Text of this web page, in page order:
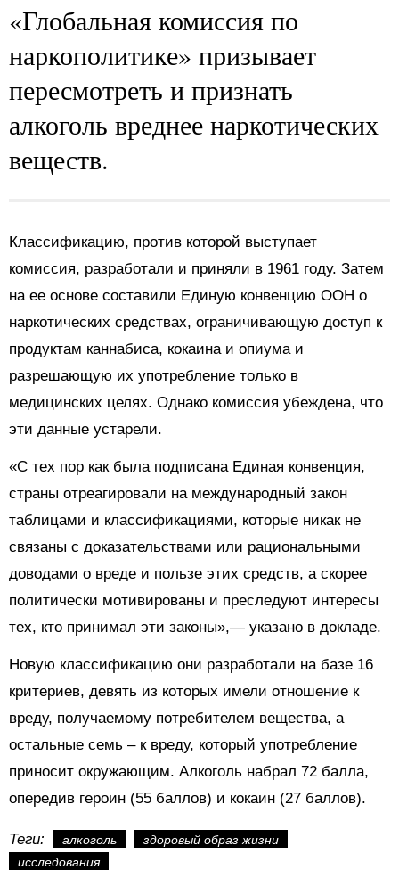
«Глобальная комиссия по
наркополитике» призывает
пересмотреть и признать
алкоголь вреднее наркотических
веществ.
Классификацию, против которой выступает
комиссия, разработали и приняли в 1961 году. Затем
на ее основе составили Единую конвенцию ООН о
наркотических средствах, ограничивающую доступ к
продуктам каннабиса, кокаина и опиума и
разрешающую их употребление только в
медицинских целях. Однако комиссия убеждена, что
эти данные устарели.
«С тех пор как была подписана Единая конвенция,
страны отреагировали на международный закон
таблицами и классификациями, которые никак не
связаны с доказательствами или рациональными
доводами о вреде и пользе этих средств, а скорее
политически мотивированы и преследуют интересы
тех, кто принимал эти законы»,— указано в докладе.
Новую классификацию они разработали на базе 16
критериев, девять из которых имели отношение к
вреду, получаемому потребителем вещества, а
остальные семь – к вреду, который употребление
приносит окружающим. Алкоголь набрал 72 балла,
опередив героин (55 баллов) и кокаин (27 баллов).
Теги: алкоголь
здоровый образ жизни
исследования